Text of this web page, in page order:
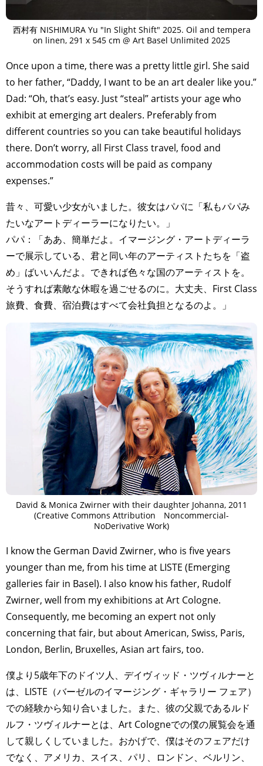
西村有 NISHIMURA Yu "In Slight Shift" 2025. Oil and tempera
on linen, 291 x 545 cm @ Art Basel Unlimited 2025
Once upon a time, there was a pretty little girl. She said
to her father, “Daddy, I want to be an art dealer like you.”
Dad: “Oh, that’s easy. Just “steal” artists your age who
exhibit at emerging art dealers. Preferably from
different countries so you can take beautiful holidays
there. Don’t worry, all First Class travel, food and
accommodation costs will be paid as company
expenses.”
昔々、可愛い少女がいました。彼女はパパに「私もパパみ
たいなアートディーラーになりたい。」
パパ：「ああ、簡単だよ。イマージング・アートディーラ
ーで展示している、君と同い年のアーティストたちを「盗
め」ばいいんだよ。できれば色々な国のアーティストを。
そうすれば素敵な休暇を過ごせるのに。大丈夫、First Class
旅費、食費、宿泊費はすべて会社負担となるのよ。」
David & Monica Zwirner with their daughter Johanna, 2011
(Creative Commons Attribution Noncommercial-
NoDerivative Work)
I know the German David Zwirner, who is five years
younger than me, from his time at LISTE (Emerging
galleries fair in Basel). I also know his father, Rudolf
Zwirner, well from my exhibitions at Art Cologne.
Consequently, me becoming an expert not only
concerning that fair, but about American, Swiss, Paris,
London, Berlin, Bruxelles, Asian art fairs, too.
僕より5歳年下のドイツ人、デイヴィッド・ツヴィルナーと
は、LISTE（バーゼルのイマージング・ギャラリー フェア）
での経験から知り合いました。また、彼の父親であるルド
ルフ・ツヴィルナーとは、Art Cologneでの僕の展覧会を通
して親しくしていました。おかげで、僕はそのフェアだけ
でなく、アメリカ、スイス、パリ、ロンドン、ベルリン、